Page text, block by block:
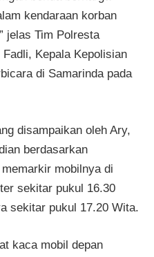
kendaraan korban
jelas Tim Polresta
Kepala Kepolisian
di Samarinda pada
disampaikan oleh Ary,
berdasarkan
mobilnya di
sekitar pukul 16.30
sekitar pukul 17.20 Wita.
kaca mobil depan